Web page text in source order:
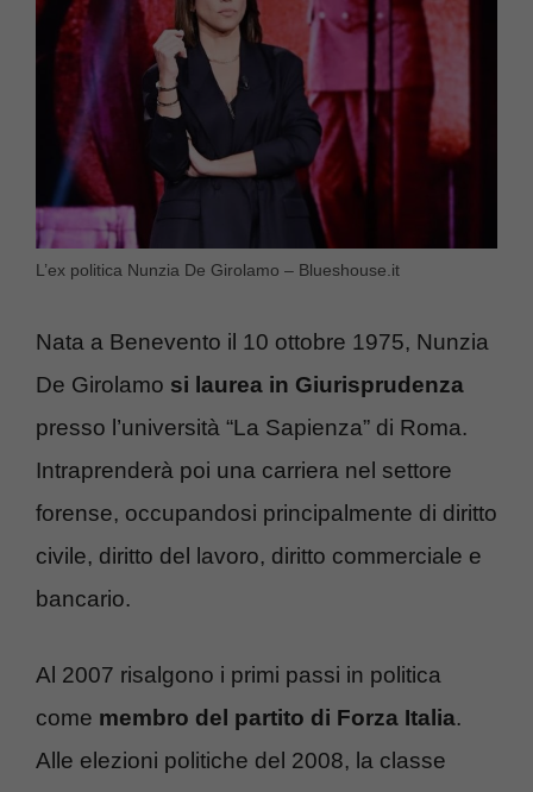
L’ex politica Nunzia De Girolamo – Blueshouse.it
Nata a Benevento il 10 ottobre 1975, Nunzia
De Girolamo si laurea in Giurisprudenza
presso l’università “La Sapienza” di Roma.
Intraprenderà poi una carriera nel settore
forense, occupandosi principalmente di diritto
civile, diritto del lavoro, diritto commerciale e
bancario.
Al 2007 risalgono i primi passi in politica
come membro del partito di Forza Italia.
Alle elezioni politiche del 2008, la classe